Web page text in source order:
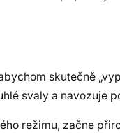
skutečně
svaly a navozuje
režimu, začne